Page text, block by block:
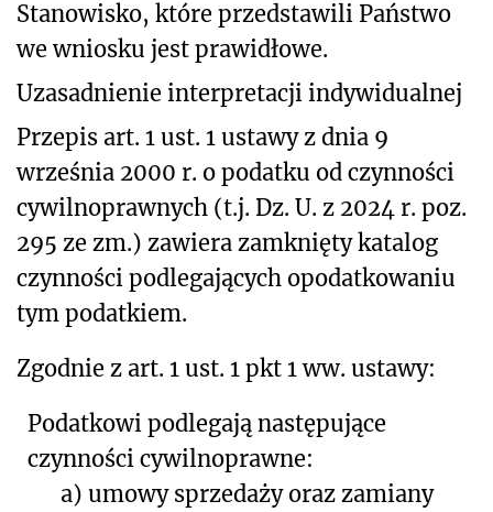
Stanowisko, które przedstawili Państwo
we wniosku jest prawidłowe.
Uzasadnienie interpretacji indywidualnej
Przepis art. 1 ust. 1 ustawy z dnia 9
września 2000 r. o podatku od czynności
cywilnoprawnych (t.j. Dz. U. z 2024 r. poz.
295 ze zm.) zawiera zamknięty katalog
czynności podlegających opodatkowaniu
tym podatkiem.
Zgodnie z art. 1 ust. 1 pkt 1 ww. ustawy:
Podatkowi podlegają następujące
czynności cywilnoprawne:
a) umowy sprzedaży oraz zamiany